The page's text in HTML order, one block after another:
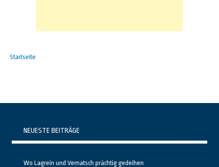
Startseite
NEUESTE BEITRÄGE
Wo Lagrein und Vernatsch prächtig gedeihen